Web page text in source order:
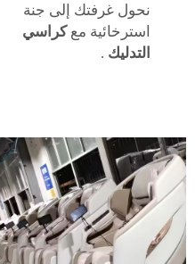
نحول غرفتك إلى جنة
استرخائية معكراسي
التدليك .